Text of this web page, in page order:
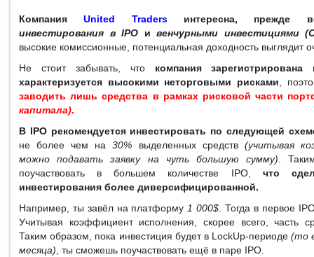
КомпанияUnited Tradersинтересна, прежде
инвестирования в IPO ивенчурными инвестициями
высокие комиссионные, потенциальная доходность выглядит
Не стоит забывать, что компания
характеризуется высокими неторговыми рисками ,
заводить лишь средства в рамках рисковой части
капитала).
В IPO рекомендуется инвестировать по следующей
не более чем на30% выделенных средств (учитывая
можно подавать заявку на чуть большую сумму) .
поучаствовать в большем количестве IPO, что
инвестирования более диверсифицированной.
Например, ты завёл на платформу 1 000$ . Тогда в первое
Учитывая коэффициент исполнения, скорее всего, часть
Таким образом, пока инвестиция будет в LockUp-периоде(то
месяца) , ты сможешь поучаствовать ещё в паре IPO.